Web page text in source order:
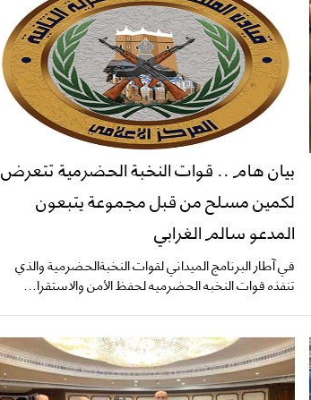
بيان هام .. قوات النخبة الحضرمية تتعرض
لكمين مسلح من قبل مجموعة يتبعون
المدعو سالم الغرابي
في آطار البرنامج الميداني لقوات النخبةالحضرمية والذي
تنفذه قوات النخبه الحضرميه لحفظ الأمن والاستقرا...